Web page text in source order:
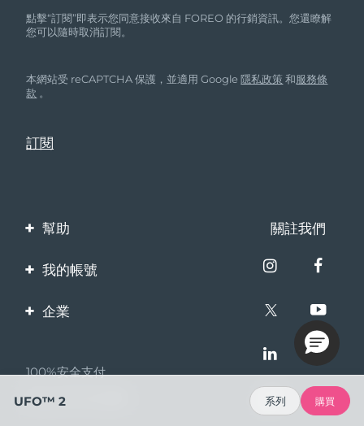
點擊“訂閱”即表示您同意接收來自 FOREO 的行銷資訊。您還瞭解
您可以隨時取消訂閱。
本網站受 reCAPTCHA 保護，並適用 Google隱私政策 和服務條
款 。
幫助
聯繫我們
保修與退換貨
關註我們
我的帳號
產品註冊
企業
夥伴計畫
聯盟新聞
100%安全支付
Bazaarvoice口碑
UFO™ 2 系列 購買